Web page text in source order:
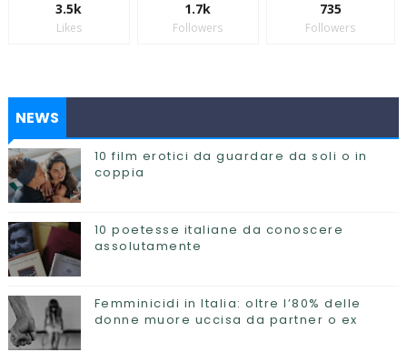
3.5k
Likes
1.7k
Followers
735
Followers
NEWS
10 film erotici da guardare da soli o in
coppia
10 poetesse italiane da conoscere
assolutamente
Femminicidi in Italia: oltre l’80% delle
donne muore uccisa da partner o ex